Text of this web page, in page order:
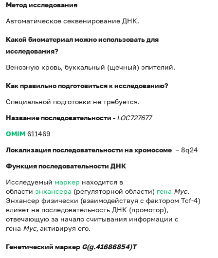
Метод исследования
Автоматическое секвенирование ДНК.
Какой биоматериал можно использовать для
исследования?
Венозную кровь, буккальный (щечный) эпителий.
Как правильно подготовиться к исследованию?
Специальной подготовки не требуется.
Название последовательности - LOC727677
OMIM 611469
Локализация последовательности на хромосоме – 8q24
Функция последовательности ДНК
Исследуемый маркер находится в
области энхансера (регуляторной области) гена Myc.
Энхансер физически (взаимодействуя с фактором Tcf-4)
влияет на последовательность ДНК (промотор),
отвечающую за начало считывания информации с
гена Myc,активируя его.
Генетический маркер G(g.41686854)T